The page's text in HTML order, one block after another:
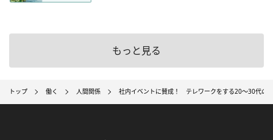
もっと見る
トップ 働く 人間関係 社内イベントに賛成！ テレワークをする20～30代の